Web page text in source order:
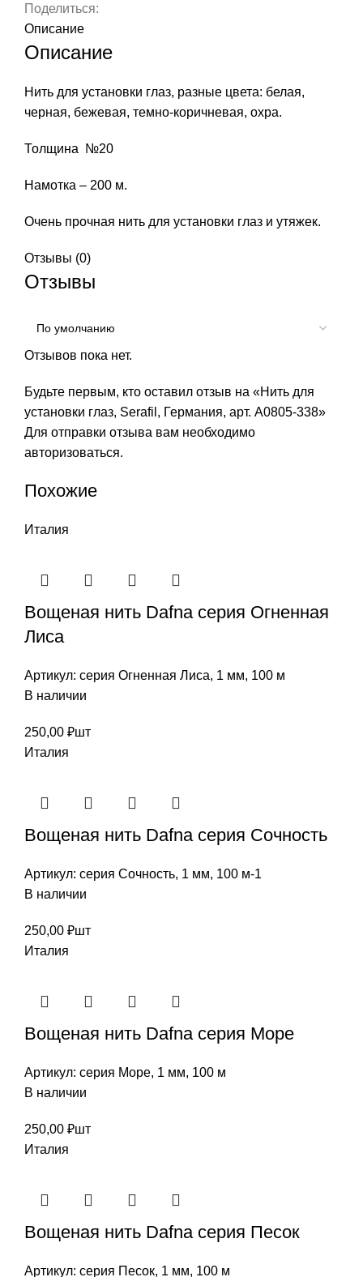
Поделиться:
Описание
Описание
Нить для установки глаз, разные цвета: белая,
черная, бежевая, темно-коричневая, охра.
Толщина №20
Намотка – 200 м.
Очень прочная нить для установки глаз и утяжек.
Отзывы (0)
Отзывы
Отзывов пока нет.
Будьте первым, кто оставил отзыв на «Нить для
установки глаз, Serafil, Германия, арт. А0805-338»
Для отправки отзыва вам необходимо
авторизоваться.
Похожие
Италия
Вощеная нить Dafna cерия Огненная
Лиса
Артикул: серия Огненная Лиса, 1 мм, 100 м
В наличии
250,00 ₽шт
Италия
Вощеная нить Dafna cерия Сочность
Артикул: серия Сочность, 1 мм, 100 м-1
В наличии
250,00 ₽шт
Италия
Вощеная нить Dafna cерия Море
Артикул: серия Море, 1 мм, 100 м
В наличии
250,00 ₽шт
Италия
Вощеная нить Dafna cерия Песок
Артикул: серия Песок, 1 мм, 100 м